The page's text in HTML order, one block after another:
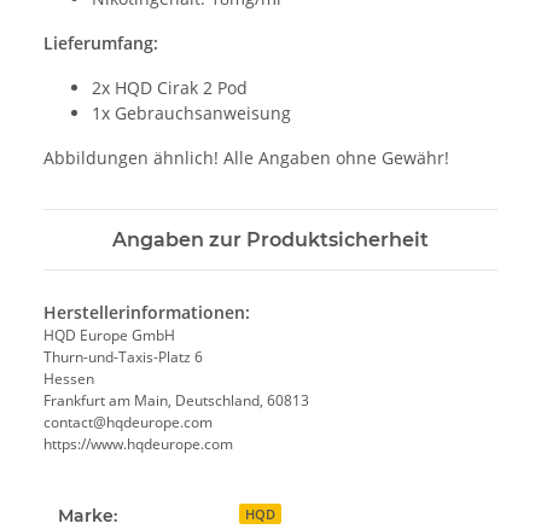
Lieferumfang:
2x HQD Cirak 2 Pod
1x Gebrauchsanweisung
Abbildungen ähnlich! Alle Angaben ohne Gewähr!
Angaben zur Produktsicherheit
Herstellerinformationen:
HQD Europe GmbH
Thurn-und-Taxis-Platz 6
Hessen
Frankfurt am Main, Deutschland, 60813
contact@hqdeurope.com
https://www.hqdeurope.com
Marke: HQD